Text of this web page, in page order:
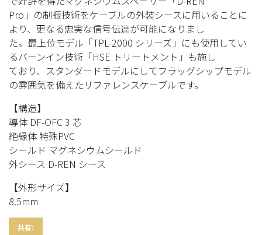
Pro」の制振技術をケーブルの外装シースに用いることに
より、更なる忠実な信号伝達が可能になりまし
た。最上位モデル「TPL-2000 シリーズ」にも使用してい
るバーンイン技術「HSE トリートメント」も施し
ており、スタンダードモデルにしてフラッグシップモデル
の雰囲気を備えたリファレンスケーブルです。
【構造】
導体 DF-OFC 3 芯
絶縁体 特殊PVC
シールド マグネシウムシールド
外シース D-REN シース
【外形サイズ】
8.5mm
共有: